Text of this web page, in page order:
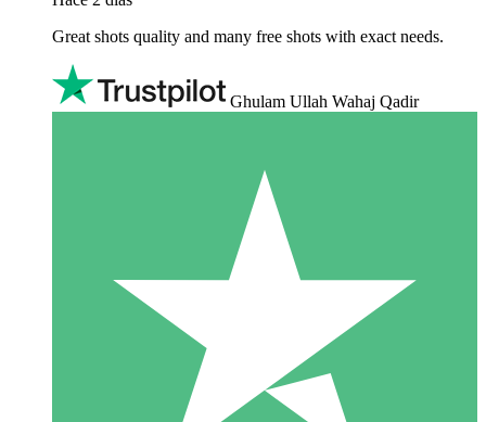
Great shots quality and many free shots with exact needs.
Ghulam Ullah Wahaj Qadir